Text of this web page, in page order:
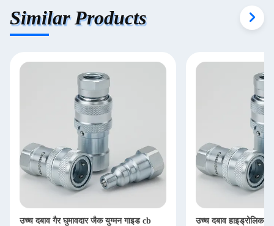
Similar Products
उच्च दबाव गैर घुमावदार जैक युग्मन गाइड cb
उच्च दबाव हाइड्रोलिक